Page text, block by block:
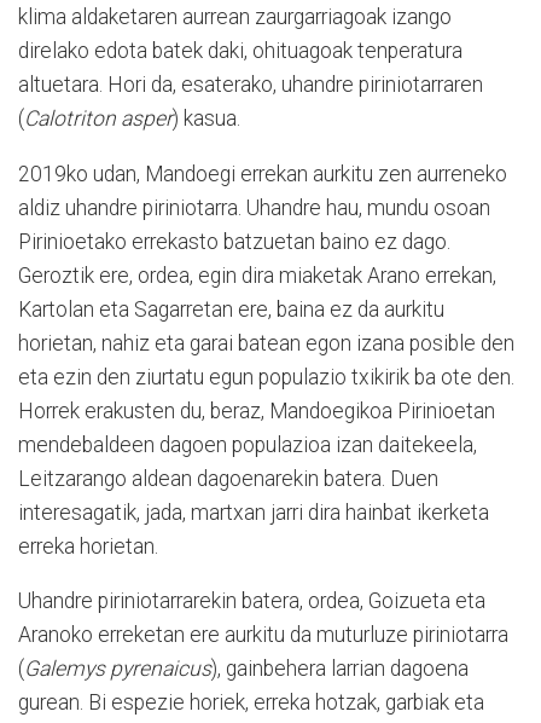
klima aldaketaren aurrean zaurgarriagoak izango
direlako edota batek daki, ohituagoak tenperatura
altuetara. Hori da, esaterako, uhandre piriniotarraren
(Calotriton asper) kasua.
2019ko udan, Mandoegi errekan aurkitu zen aurreneko
aldiz uhandre piriniotarra. Uhandre hau, mundu osoan
Pirinioetako errekasto batzuetan baino ez dago.
Geroztik ere, ordea, egin dira miaketak Arano errekan,
Kartolan eta Sagarretan ere, baina ez da aurkitu
horietan, nahiz eta garai batean egon izana posible den
eta ezin den ziurtatu egun populazio txikirik ba ote den.
Horrek erakusten du, beraz, Mandoegikoa Pirinioetan
mendebaldeen dagoen populazioa izan daitekeela,
Leitzarango aldean dagoenarekin batera. Duen
interesagatik, jada, martxan jarri dira hainbat ikerketa
erreka horietan.
Uhandre piriniotarrarekin batera, ordea, Goizueta eta
Aranoko erreketan ere aurkitu da muturluze piriniotarra
(Galemys pyrenaicus), gainbehera larrian dagoena
gurean. Bi espezie horiek, erreka hotzak, garbiak eta